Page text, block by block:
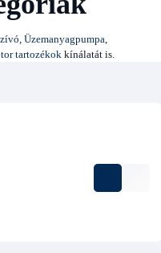
, Üzemanyagpumpa,
tartozékok kínálatát is.